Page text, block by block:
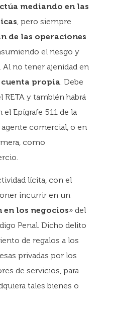
mediando en las
, pero siempre
de las operaciones
el riesgo y
Al no tener ajenidad en
propia. Debe
RETA y también habrá
el Epígrafe 511 de la
agente comercial, o en
como
lícita, con el
incurrir en un
los negocios» del
Penal. Dicho delito
de regalos a los
privadas por los
de servicios, para
tales bienes o